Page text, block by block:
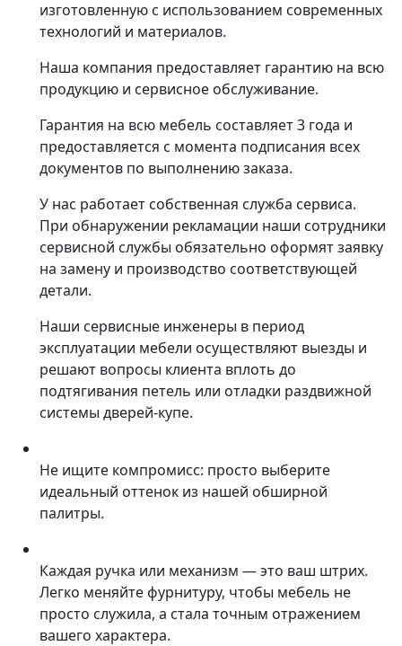
изготовленную с использованием современных
технологий и материалов.
Наша компания предоставляет гарантию на всю
продукцию и сервисное обслуживание.
Гарантия на всю мебель составляет 3 года и
предоставляется с момента подписания всех
документов по выполнению заказа.
У нас работает собственная служба сервиса.
При обнаружении рекламации наши сотрудники
сервисной службы обязательно оформят заявку
на замену и производство соответствующей
детали.
Наши сервисные инженеры в период
эксплуатации мебели осуществляют выезды и
решают вопросы клиента вплоть до
подтягивания петель или отладки раздвижной
системы дверей-купе.
Не ищите компромисс: просто выберите
идеальный оттенок из нашей обширной
палитры.
Каждая ручка или механизм — это ваш штрих.
Легко меняйте фурнитуру, чтобы мебель не
просто служила, а стала точным отражением
вашего характера.